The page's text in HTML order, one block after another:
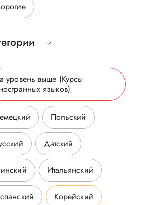
уровень выше (Курсы
языков)
Польский
Датский
Итальянский
Корейский